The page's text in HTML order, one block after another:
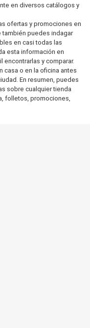
en diversos catálogos y
ofertas y promociones en
puedes indagar
en casi todas las
esta información en
y comparar.
casa o en la oficina antes
En resumen, puedes
sobre cualquier tienda
folletos, promociones,